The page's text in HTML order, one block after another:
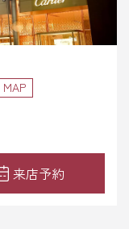
MAP
来店予約